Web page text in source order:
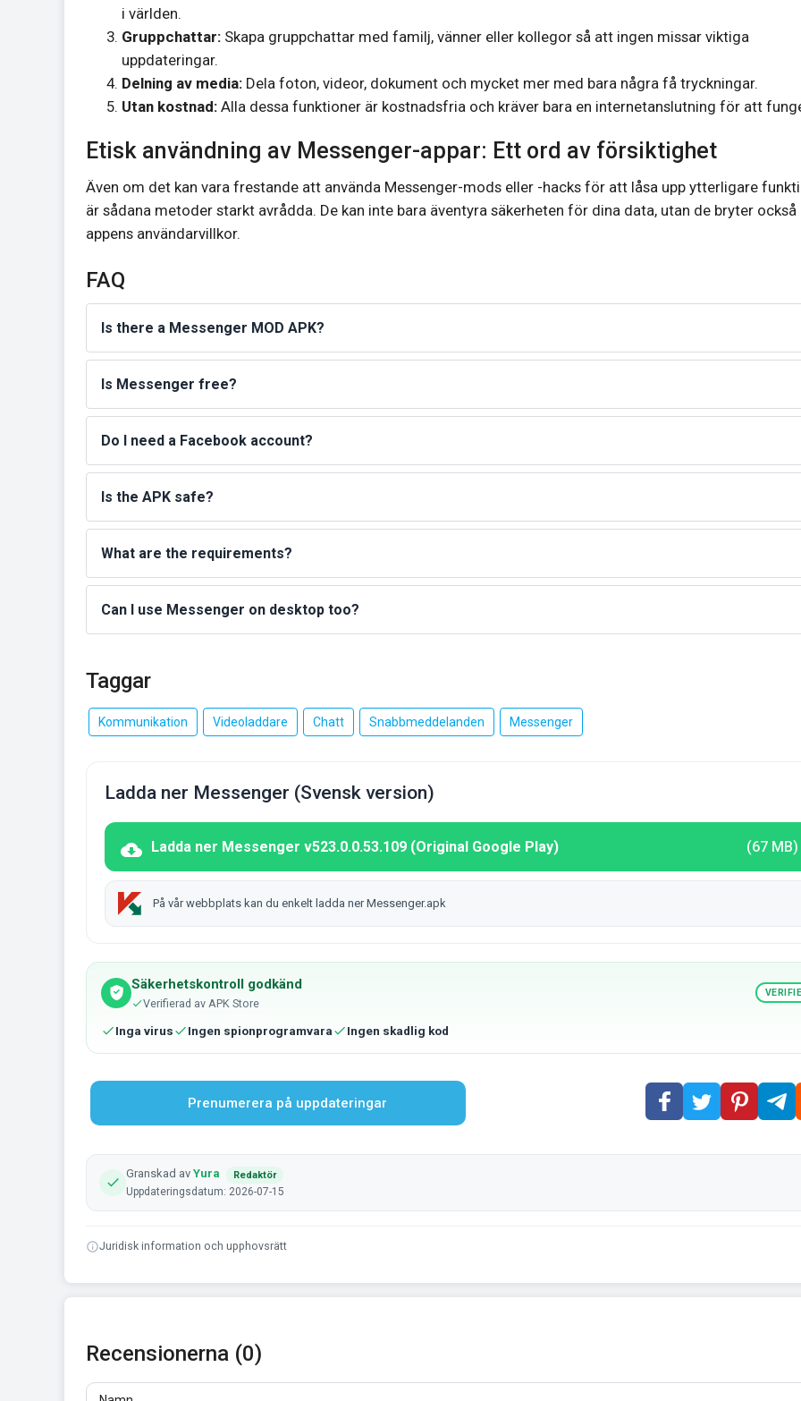
i världen.
Gruppchattar: Skapa gruppchattar med familj, vänner eller kollegor så att ingen missar viktiga
uppdateringar.
Delning av media: Dela foton, videor, dokument och mycket mer med bara några få tryckningar.
Utan kostnad: Alla dessa funktioner är kostnadsfria och kräver bara en internetanslutning för att
Etisk användning av Messenger-appar: Ett ord av försiktighet
Även om det kan vara frestande att använda Messenger-mods eller -hacks för att låsa upp ytterligare
är sådana metoder starkt avrådda. De kan inte bara äventyra säkerheten för dina data, utan de bryter
appens användarvillkor.
FAQ
Is there a Messenger MOD APK?
Is Messenger free?
Do I need a Facebook account?
Is the APK safe?
What are the requirements?
Can I use Messenger on desktop too?
Taggar
Kommunikation Videoladdare Chatt Snabbmeddelanden Messenger
Ladda ner Messenger (Svensk version)
Ladda ner Messenger v523.0.0.53.109 (Original Google Play) (67 MB)
På vår webbplats kan du enkelt ladda ner Messenger.apk
Säkerhetskontroll godkänd
Verifierad av APK Store
Inga virus Ingen spionprogramvara Ingen skadlig kod
Prenumerera på uppdateringar
Granskad av Yura Redaktör
Uppdateringsdatum: 2026-07-15
Juridisk information och upphovsrätt
Recensionerna (0)
Namn
E-post
Recensioner
Minst 10 tecken. Länkar är inte tillåtna.